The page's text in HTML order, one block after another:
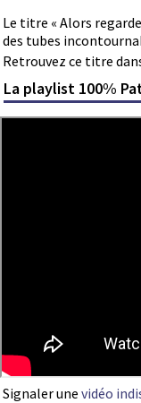
Le titre « Alors
des tubes
Retrouvez ce titre
La playlist 100%
Signaler une vidéo